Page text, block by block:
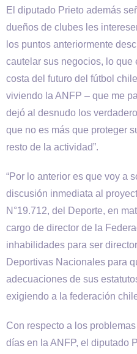
El diputado Prieto además
dueños de clubes les
los puntos anteriormente
cautelar sus negocios, lo que
costa del futuro del fútbol
viviendo la ANFP – que me
dejó al desnudo los
que no es más que proteger
resto de la actividad”.
“Por lo anterior es que voy a
discusión inmediata al
N°19.712, del Deporte, en
cargo de director de la
inhabilidades para ser
Deportivas Nacionales para
adecuaciones de sus
exigiendo a la federación
Con respecto a los
días en la ANFP, el diputado